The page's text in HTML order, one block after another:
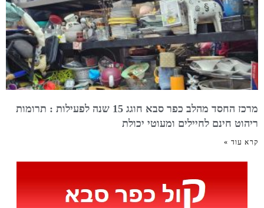
מרכז החסד מהלב כפר סבא חוגג 15 שנה לפעילות : תרומות
ריהוט חינם לחיילים ומעוטי יכולת
קרא עוד »